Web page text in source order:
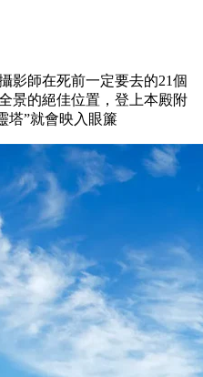
影師在死前一定要去的21個
景的絕佳位置，登上本殿附
塔”就會映入眼簾